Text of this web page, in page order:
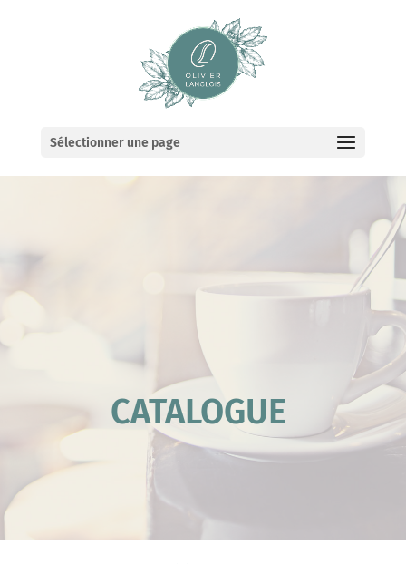
Sélectionner une page
CATALOGUE